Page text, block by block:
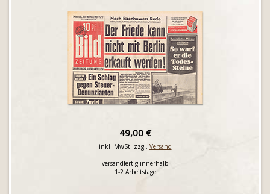
49,00 €
inkl. MwSt. zzgl. Versand
versandfertig innerhalb
1-2 Arbeitstage